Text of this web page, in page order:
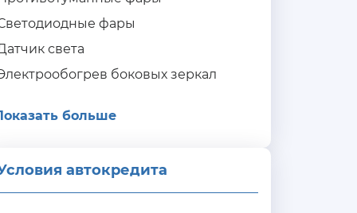
фары
света
боковых зеркал
больше
автокредита